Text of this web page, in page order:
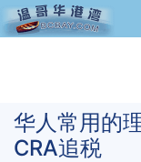
华人常用的
CRA追税